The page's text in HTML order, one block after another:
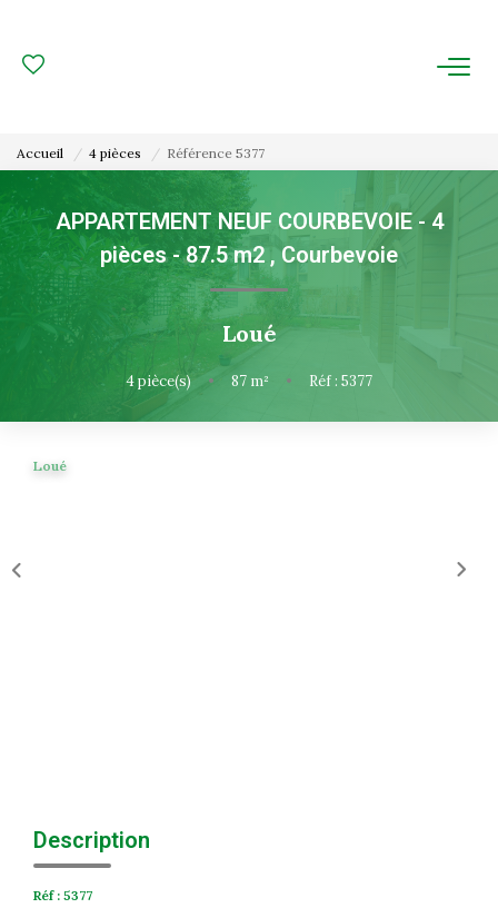
ESTIMATION
FAIRE GÉRER
Gestion Locative
Gestion De Copropriété
NOUS CONNAITRE
Extranet Syndic Et Gestion Locative
Accueil 4 pièces Référence 5377
APPARTEMENT NEUF COURBEVOIE - 4
pièces - 87.5 m2 ,Courbevoie
Loué
4pièce(s) • 87 m² • Réf : 5377
Loué
Description
Réf : 5377